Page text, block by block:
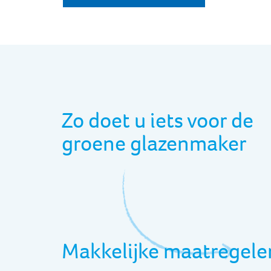
Zo doet u iets voor de
groene glazenmaker
Makkelijke